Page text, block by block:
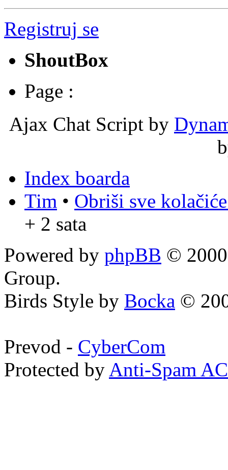
Registruj se
ShoutBox
Page :
Ajax Chat Script by
Index boarda
Tim • Obriši sve
+ 2 sata
Powered by phpBB ©
Group.
Birds Style by Bocka ©
Prevod - CyberCom
Protected by Anti-Spam